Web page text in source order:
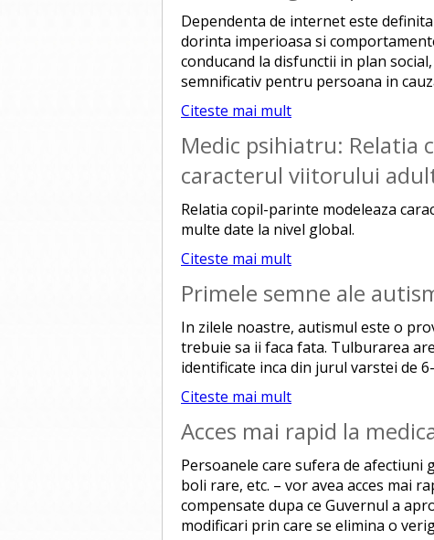
Dependenta de internet este
dorinta imperioasa si
conducand la disfunctii in plan
semnificativ pentru persoana in
Citeste mai mult
Medic psihiatru: Relatia
caracterul viitorului
Relatia copil-parinte modeleaza
multe date la nivel global.
Citeste mai mult
Primele semne ale
In zilele noastre, autismul este o
trebuie sa ii faca fata. Tulburarea
identificate inca din jurul varstei de
Citeste mai mult
Acces mai rapid la
Persoanele care sufera de afectiuni
boli rare, etc. – vor avea acces mai
compensate dupa ce Guvernul a
modificari prin care se elimina o